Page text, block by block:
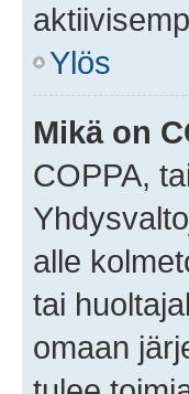
Ylös
Mikä on
COPPA,
alle
tai
omaan